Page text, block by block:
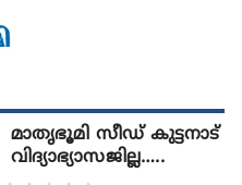
മാതൃഭൂമി സീഡ് കുട്ടനാട്
വിദ്യാഭ്യാസജില്ല…..